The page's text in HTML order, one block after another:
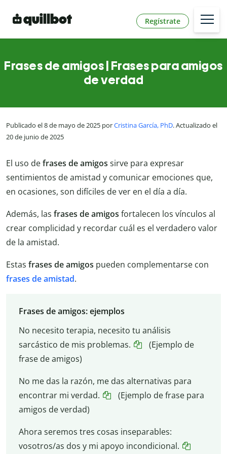
Regístrate
Frases de amigos | Frases para amigos
de verdad
Publicado el 8 de mayo de 2025 porCristina García, PhD. Actualizado el
20 de junio de 2025
El uso defrases de amigos sirve para expresar
sentimientos de amistad y comunicar emociones que,
en ocasiones, son difíciles de ver en el día a día.
Además, las frases de amigos fortalecen los vínculos al
crear complicidad y recordar cuál es el verdadero valor
de la amistad.
Estas frases de amigos pueden complementarse con
frases de amistad.​​
Frases de amigos: ejemplos
No necesito terapia, necesito tu análisis
sarcástico de mis problemas.
(Ejemplo de
frase de amigos)
No me das la razón, me das alternativas para
encontrar mi verdad.
(Ejemplo de frase para
amigos de verdad)
Ahora seremos tres cosas inseparables:
vosotros/as dos y mi apoyo incondicional.